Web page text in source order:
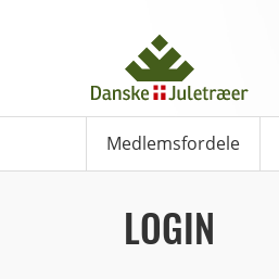
Medlemsfordele
LOGIN